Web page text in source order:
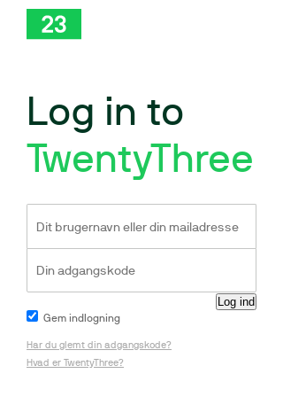
Log in to
TwentyThree
Gem indlogning
Har du glemt din adgangskode?
Hvad er TwentyThree?